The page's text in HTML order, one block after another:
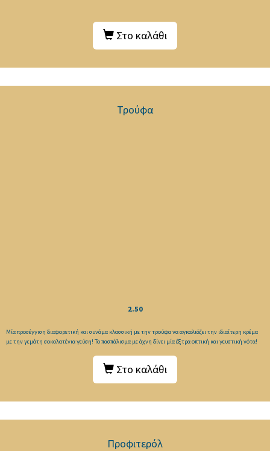
Στο καλάθι
Τρούφα
2.50
Μία προσέγγιση διαφορετική και συνάμα κλασσική με την τρούφα να αγκαλιάζει την ιδιαίτερη κρέμα
με την γεμάτη σοκολατένια γεύση! Το πασπάλισμα με άχνη δίνει μία έξτρα οπτική και γευστική νότα!
Στο καλάθι
Προφιτερόλ